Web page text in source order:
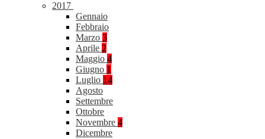
2017
Gennaio
Febbraio
Marzo 3
Aprile 2
Maggio 4
Giugno 1
Luglio 14
Agosto
Settembre
Ottobre
Novembre 4
Dicembre